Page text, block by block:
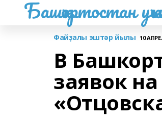
Башҡортостан
Файҙалы эштәр йылы 10
В
заявок